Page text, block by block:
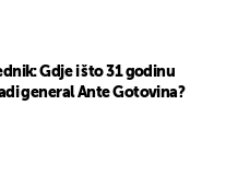
Gdje i što 31 godinu
general Ante Gotovina?